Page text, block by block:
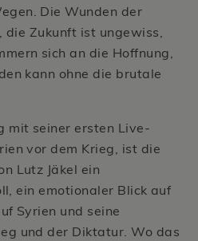
Die Wunden der
Zukunft ist ungewiss,
sich an die Hoffnung,
kann ohne die brutale
mit seiner ersten Live-
vor dem Krieg, ist die
Lutz Jäkel ein
ein emotionaler Blick auf
Syrien und seine
und der Diktatur. Wo das